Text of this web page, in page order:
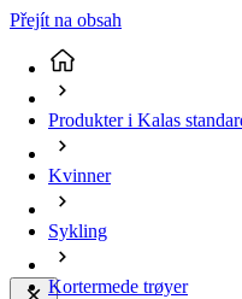
Přejít na obsah
Produkter i Kalas
Kvinner
Sykling
Kortermede trøyer